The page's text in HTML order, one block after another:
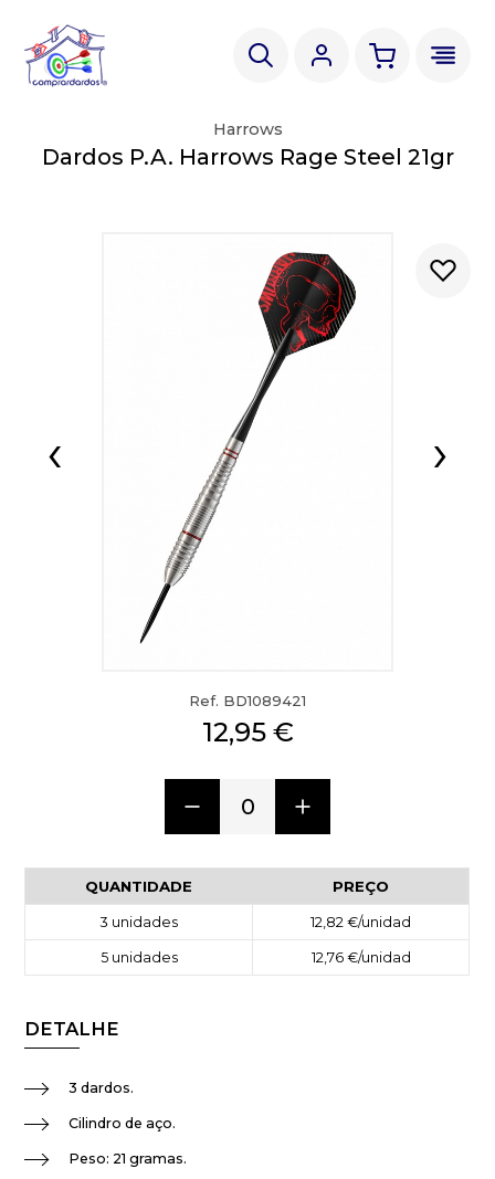
‹ ›
Harrows
Dardos P.A. Harrows Rage Steel 21gr
Ref. BD1089421
12,95 €
0
QUANTIDADE PREÇO
3 unidades 12,82 €/unidad
5unidades 12,76 €/unidad
DETALHE
3 dardos.
Cilindro de aço.
Peso: 21 gramas.